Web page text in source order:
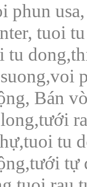
phun
tuoi
tu
Bán
tu
tự